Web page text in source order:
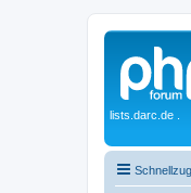
lists.darc.de .